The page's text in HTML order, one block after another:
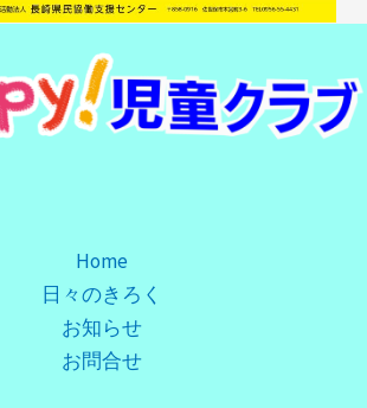
Home
日々のきろく
お知らせ
お問合せ